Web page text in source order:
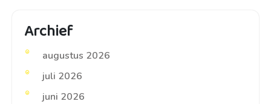
Archief
augustus 2026
juli 2026
juni 2026